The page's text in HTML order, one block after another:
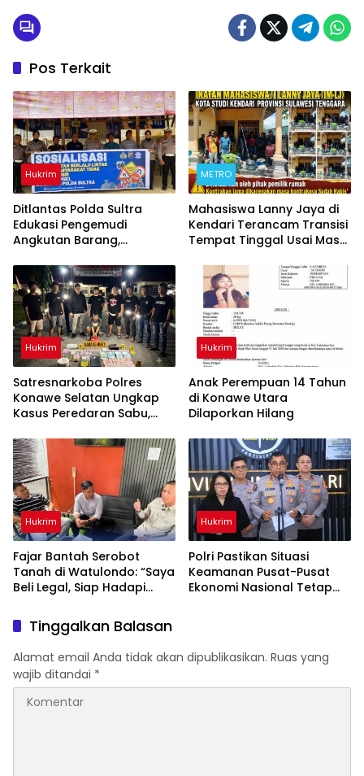
Pos Terkait
Hukrim
Ditlantas Polda Sultra
Edukasi Pengemudi
Angkutan Barang,
Kendaraan Demi
Keselamatan Berlalu Lintas
METRO
Mahasiswa Lanny Jaya di
Kendari Terancam Transisi
Tempat Tinggal Usai Masa
Hukrim
Satresnarkoba Polres
Konawe Selatan Ungkap
Kasus Peredaran Sabu,
Diamankan
Hukrim
Anak Perempuan 14 Tahun
di Konawe Utara
Dilaporkan Hilang
Hukrim
‎Fajar Bantah Serobot
Tanah di Watulondo: “Saya
Beli Legal, Siap Hadapi
Hukrim
Polri Pastikan Situasi
Keamanan Pusat-Pusat
Ekonomi Nasional Tetap
Tinggalkan Balasan
Alamat email Anda tidak akan dipublikasikan. Ruas yang
wajib ditandai *